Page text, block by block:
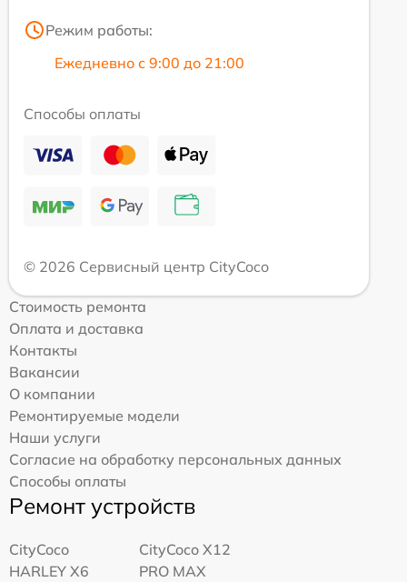
Режим работы:
Ежедневно с 9:00 до 21:00
Способы оплаты
© 2026 Сервисный центр CityCoco
Стоимость ремонта
Оплата и доставка
Контакты
Вакансии
О компании
Ремонтируемые модели
Наши услуги
Согласие на обработку персональных данных
Способы оплаты
Ремонт устройств
CityCoco
HARLEY X6
CityCoco X12
PRO MAX